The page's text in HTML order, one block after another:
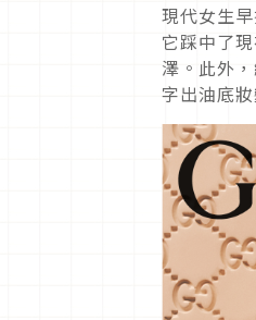
現代女生
它踩中了
澤。此外
字出油底